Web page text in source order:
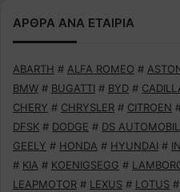
ΑΡΘΡΑ ΑΝΑ ΕΤΑΙΡΙΑ
ABARTH # ALFA ROMEO #
BMW # BUGATTI # BYD #
CHERY # CHRYSLER # CITROEN
DFSK # DODGE # DS
GEELY # HONDA # HYUNDAI #
# KIA # KOENIGSEGG #
LEAPMOTOR # LEXUS # LOTUS #